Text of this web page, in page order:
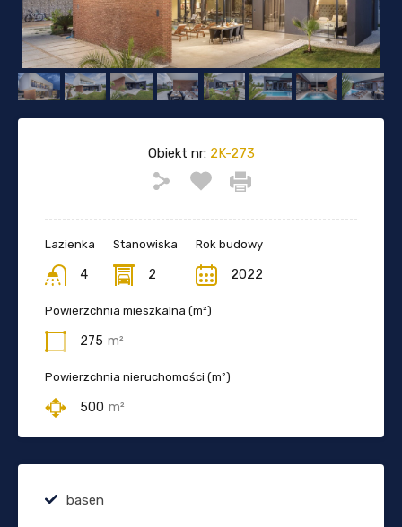
Obiekt nr:2K-273
Lazienka
4
Stanowiska
2
Rok budowy
2022
Powierzchnia mieszkalna (m²)
275 m²
Powierzchnia nieruchomości (m²)
500 m²
basen